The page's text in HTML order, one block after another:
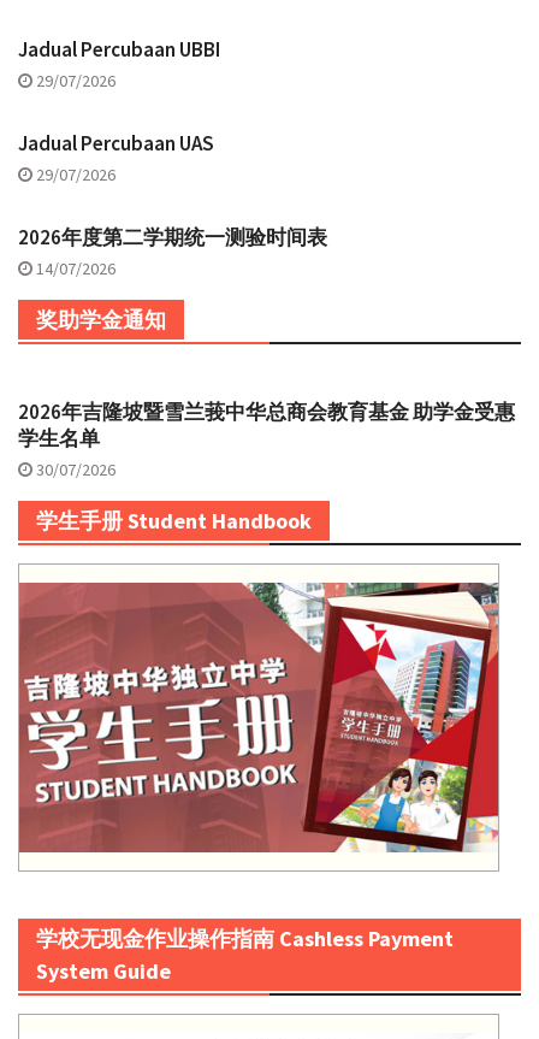
Jadual Percubaan UBBI
29/07/2026
Jadual Percubaan UAS
29/07/2026
2026年度第二学期统一测验时间表
14/07/2026
奖助学金通知
2026年吉隆坡暨雪兰莪中华总商会教育基金 助学金受惠
学生名单
30/07/2026
学生手册 Student Handbook
学校无现金作业操作指南 Cashless Payment
System Guide